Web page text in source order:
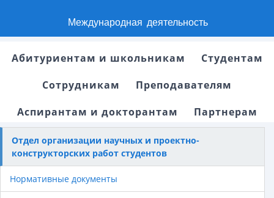
Международная деятельность
Абитуриентам и школьникам
Студентам
Сотрудникам
Преподавателям
Аспирантам и докторантам
Партнерам
Отдел организации научных и проектно-
конструкторских работ студентов
Нормативные документы